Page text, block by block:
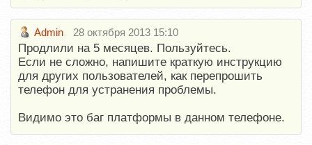
Admin 28 октября 2013 15:10
Продлили на 5 месяцев. Пользуйтесь.
Если не сложно, напишите краткую инструкцию
для других пользователей, как перепрошить
телефон для устранения проблемы.
Видимо это баг платформы в данном телефоне.